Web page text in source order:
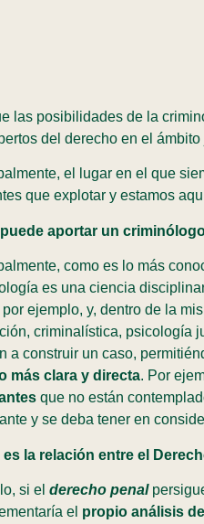
las posibilidades de la
del derecho en el
el lugar en el que
que explotar y estamos
aportar un
como es lo más
es una ciencia
por ejemplo, y, dentro de la
criminalística, psicología
a construir un caso,
más clara y directa. Por
que no están
y se deba tener en
es la relación entre el
si el derecho penal
el propio análisis